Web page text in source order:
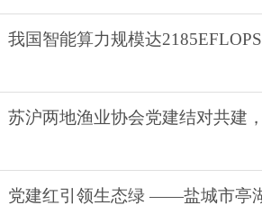
我国智能算力规模达2185EFLOPS